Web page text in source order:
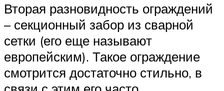
Вторая разновидность ограждений
– секционный забор из сварной
сетки (его еще называют
европейским). Такое ограждение
смотрится достаточно стильно, в